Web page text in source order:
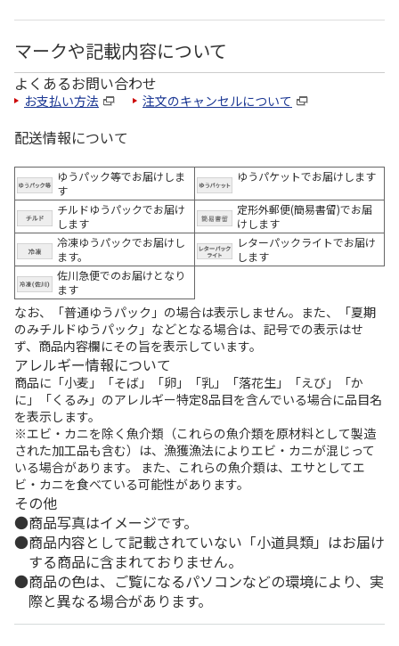
マークや記載内容について
よくあるお問い合わせ
お支払い方法 注文のキャンセルについて
配送情報について
ゆうパック等でお届けしま
す
ゆうパケットでお届けします
チルドゆうパックでお届け
します
定形外郵便(簡易書留)でお届
けします
冷凍ゆうパックでお届けし
ます。
レターパックライトでお届け
します
佐川急便でのお届けとなり
ます
なお、「普通ゆうパック」の場合は表示しません。また、「夏期
のみチルドゆうパック」などとなる場合は、記号での表示はせ
ず、商品内容欄にその旨を表示しています。
アレルギー情報について
商品に「小麦」「そば」「卵」「乳」「落花生」「えび」「か
に」「くるみ」のアレルギー特定8品目を含んでいる場合に品目名
を表示します。
※エビ・カニを除く魚介類（これらの魚介類を原材料として製造
された加工品も含む）は、漁獲漁法によりエビ・カニが混じって
いる場合があります。 また、これらの魚介類は、エサとしてエ
ビ・カニを食べている可能性があります。
その他
商品写真はイメージです。
商品内容として記載されていない「小道具類」はお届け
する商品に含まれておりません。
商品の色は、ご覧になるパソコンなどの環境により、実
際と異なる場合があります。